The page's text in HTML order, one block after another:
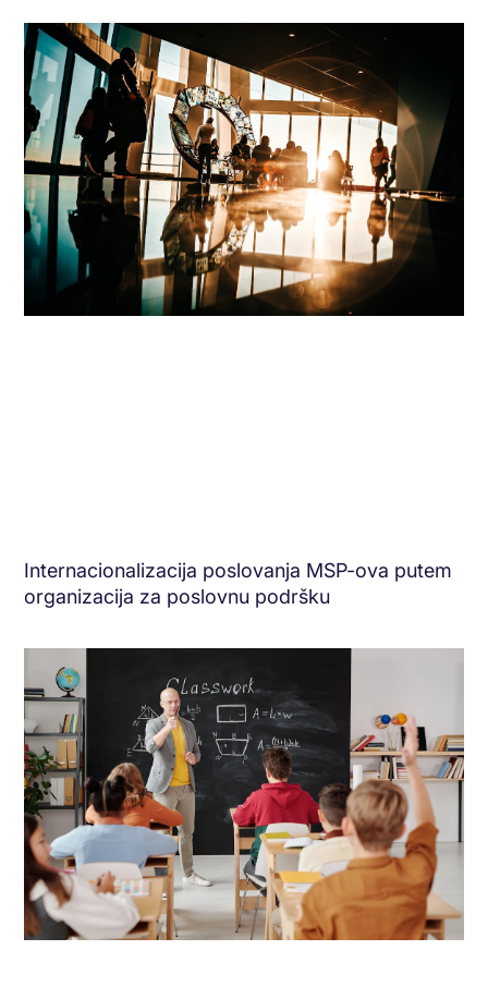
Internacionalizacija poslovanja MSP-ova putem
organizacija za poslovnu podršku